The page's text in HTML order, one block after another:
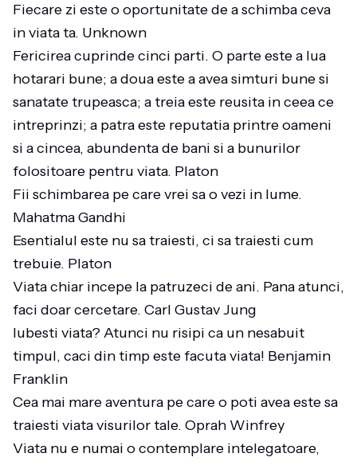
Fiecare zi este o oportunitate de a schimba ceva
in viata ta. Unknown
Fericirea cuprinde cinci parti. O parte este a lua
hotarari bune; a doua este a avea simturi bune si
sanatate trupeasca; a treia este reusita in ceea ce
intreprinzi; a patra este reputatia printre oameni
si a cincea, abundenta de bani si a bunurilor
folositoare pentru viata. Platon
Fii schimbarea pe care vrei sa o vezi in lume.
Mahatma Gandhi
Esentialul este nu sa traiesti, ci sa traiesti cum
trebuie. Platon
Viata chiar incepe la patruzeci de ani. Pana atunci,
faci doar cercetare. Carl Gustav Jung
Iubesti viata? Atunci nu risipi ca un nesabuit
timpul, caci din timp este facuta viata! Benjamin
Franklin
Cea mai mare aventura pe care o poti avea este sa
traiesti viata visurilor tale. Oprah Winfrey
Viata nu e numai o contemplare intelegatoare,